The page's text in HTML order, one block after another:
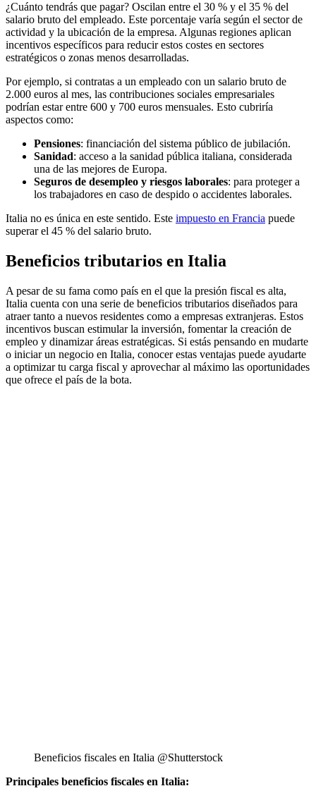
¿Cuánto tendrás que pagar? Oscilan entre el 30 % y el 35 % del
salario bruto del empleado. Este porcentaje varía según el sector de
actividad y la ubicación de la empresa. Algunas regiones aplican
incentivos específicos para reducir estos costes en sectores
estratégicos o zonas menos desarrolladas.
Por ejemplo, si contratas a un empleado con un salario bruto de
2.000 euros al mes, las contribuciones sociales empresariales
podrían estar entre 600 y 700 euros mensuales. Esto cubriría
aspectos como:
Pensiones: financiación del sistema público de jubilación.
Sanidad: acceso a la sanidad pública italiana, considerada
una de las mejores de Europa.
Seguros de desempleo y riesgos laborales: para proteger a
los trabajadores en caso de despido o accidentes laborales.
Italia no es única en este sentido. Este impuesto en Francia puede
superar el 45 % del salario bruto.
Beneficios tributarios en Italia
A pesar de su fama como país en el que la presión fiscal es alta,
Italia cuenta con una serie de beneficios tributarios diseñados para
atraer tanto a nuevos residentes como a empresas extranjeras. Estos
incentivos buscan estimular la inversión, fomentar la creación de
empleo y dinamizar áreas estratégicas. Si estás pensando en mudarte
o iniciar un negocio en Italia, conocer estas ventajas puede ayudarte
a optimizar tu carga fiscal y aprovechar al máximo las oportunidades
que ofrece el país de la bota.
Beneficios fiscales en Italia @Shutterstock
Principales beneficios fiscales en Italia: